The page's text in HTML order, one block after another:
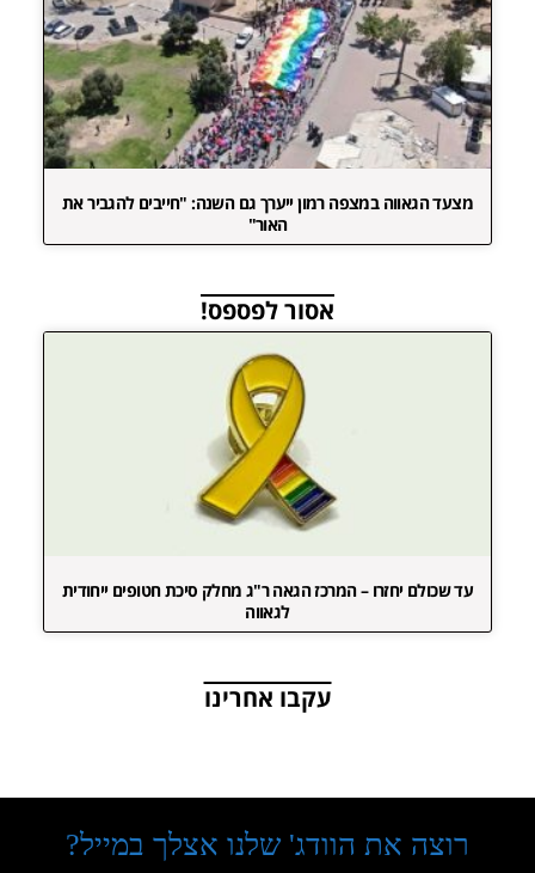
מצעד הגאווה במצפה רמון ייערך גם השנה: "חייבים להגביר את
האור"
אסור לפספס!
עד שכולם יחזרו – המרכז הגאה ר"ג מחלק סיכת חטופים ייחודית
לגאווה
עקבו אחרינו